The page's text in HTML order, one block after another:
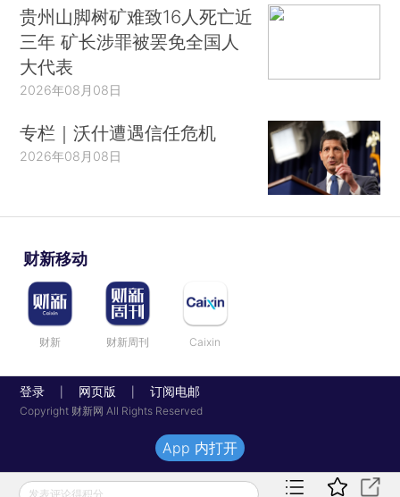
贵州山脚树矿难致16人死亡近
三年 矿长涉罪被罢免全国人
大代表
2026年08月08日
专栏｜沃什遭遇信任危机
2026年08月08日
财新移动
财新 财新周刊 Caixin
登录 网页版 订阅电邮
Copyright 财新网 All Rights Reserved
发表评论得积分
App 内打开